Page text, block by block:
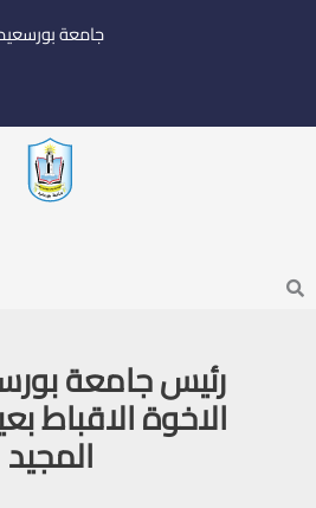
جامعة
Search
رئيس جامعة
الاخوة الاقباط
المجيد